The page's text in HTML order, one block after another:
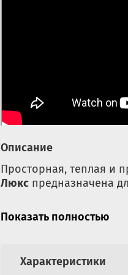
Описание
Просторная, теплая и
Люкс предназначена
дышащего тента,
Характеристики ткани:
Показать полностью
Характеристики